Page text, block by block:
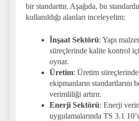
bir standarttır. Aşağıda, bu
kullanıldığı alanları inceleyelim:
İnşaat Sektörü: Yapı
süreçlerinde kalite kontrol
oynar.
Üretim: Üretim
ekipmanların standartlarını
verimliliği artırır.
Enerji Sektörü: Enerji
uygulamalarında TS 3.1